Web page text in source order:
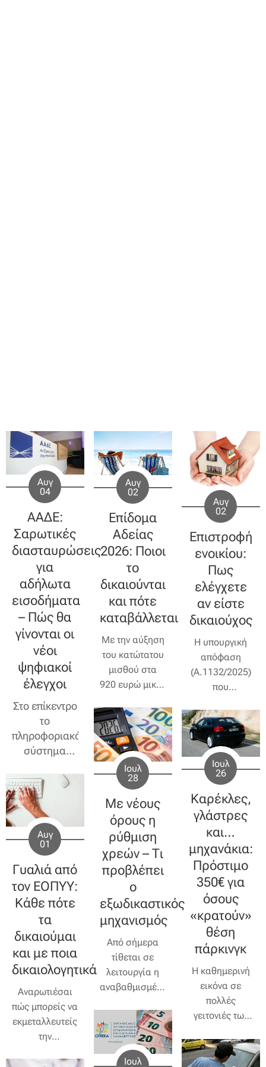
Αυγ
04
ΑΑΔΕ:
Σαρωτικές
διασταυρώσεις
για
αδήλωτα
εισοδήματα
– Πώς θα
γίνονται οι
νέοι
ψηφιακοί
έλεγχοι
Στο επίκεντρο
το
πληροφοριακό
σύστημα
ΑΑΔΕ εντείνει
τους
ελέγχους με
ηλεκτρονικές
διασταυρώσεις
τραπεζικών
και
φορολογικών
στοιχείων.
Αυγ
02
Επίδομα
Αδείας
2026: Ποιοι
το
δικαιούνται
και πότε
καταβάλλεται
Με την αύξηση
του κατώτατου
μισθού στα
920 ευρώ μικτά
Απριλίου 2026,
μεταβάλλονται
και οι
αποδοχές που
συνδέονται με
την ετήσια
άδεια και το
επίδομα
αδείας. Το
επίδομα
καλοκαιριού
(ή αλλιώς
επίδομα
αδείας)
είναι
ένα σημαντικό
βοήθημα για
τους
εργαζόμενους
στον ιδιωτικό
φέτος έρχεται
ενισχυμένο —
τουλάχιστον
για κάποιους.
Αυγ
02
Επιστροφή
ενοικίου:
Πως
ελέγχετε
αν είστε
δικαιούχος
Η υπουργική
απόφαση
(Α.1132/2025)
που
στο ΦΕΚ βάζει
πλέον σε
εφαρμογή
επίσημα το
μέτρο της
επιστροφής
ενοικίου,
όπως
προβλέφθηκε
στο άρθρο 70
του Ν.
5217/2025.
Αυγ
01
Γυαλιά από
τον ΕΟΠΥΥ:
Κάθε πότε
τα
δικαιούμαι
και με ποια
δικαιολογητικά
Αναρωτιέσαι
πώς μπορείς να
εκμεταλλευτείς
την
Ιουλ
28
Με νέους
όρους η
ρύθμιση
χρεών – Τι
προβλέπει
ο
εξωδικαστικός
μηχανισμός
Από σήμερα
τίθεται σε
λειτουργία η
αναβαθμισμένη
εξωδικαστικού
μηχανισμού,
δίνοντας νέα
δυνατότητα σε
Ιουλ
26
Καρέκλες,
γλάστρες
και…
μηχανάκια:
Πρόστιμο
350€ για
όσους
«κρατούν»
θέση
πάρκινγκ
Η καθημερινή
εικόνα σε
πολλές
γειτονιές των
καρέκλες,
καφάσια,
Ιουλ